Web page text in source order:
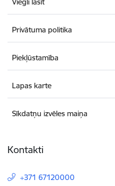
Privātuma politika
Piekļūstamība
Lapas karte
Sīkdatņu izvēles maiņa
Kontakti
+371 67120000